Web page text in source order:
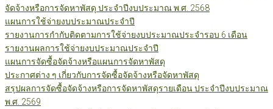
จัดจ้างหรือการจัดหาพัสดุ ประจำปีงบประมาณ พ.ศ. 2568
แผนการใช้จ่ายงบประมาณประจำปี
รายงานการกำกับติดตามการใช้จ่ายงบประมาณประจำรอบ 6 เดือน
รายงานผลการใช้จ่ายงบประมาณประจำปี
แผนการจัดซื้อจัดจ้างหรือแผนการจัดหาพัสดุ
ประกาศต่าง ๆ เกี่ยวกับการจัดซื้อจัดจ้างหรือจัดหาพัสดุ
สรุปผลการจัดซื้อจัดจ้างหรือการจัดหาพัสดุรายเดือน ประจำปีงบประมาณ
พ.ศ. 2569